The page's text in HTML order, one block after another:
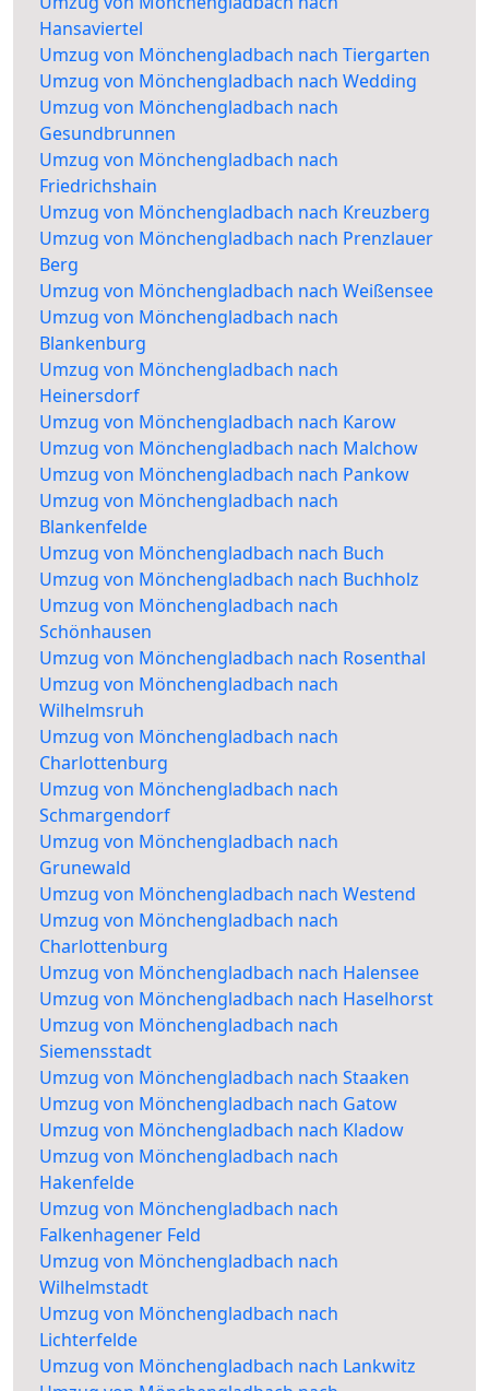
Hansaviertel
Umzug von Mönchengladbach nach Tiergarten
Umzug von Mönchengladbach nach Wedding
Umzug von Mönchengladbach nach
Gesundbrunnen
Umzug von Mönchengladbach nach
Friedrichshain
Umzug von Mönchengladbach nach Kreuzberg
Umzug von Mönchengladbach nach Prenzlauer
Berg
Umzug von Mönchengladbach nach Weißensee
Umzug von Mönchengladbach nach
Blankenburg
Umzug von Mönchengladbach nach
Heinersdorf
Umzug von Mönchengladbach nach Karow
Umzug von Mönchengladbach nach Malchow
Umzug von Mönchengladbach nach Pankow
Umzug von Mönchengladbach nach
Blankenfelde
Umzug von Mönchengladbach nach Buch
Umzug von Mönchengladbach nach Buchholz
Umzug von Mönchengladbach nach
Schönhausen
Umzug von Mönchengladbach nach Rosenthal
Umzug von Mönchengladbach nach
Wilhelmsruh
Umzug von Mönchengladbach nach
Charlottenburg
Umzug von Mönchengladbach nach
Schmargendorf
Umzug von Mönchengladbach nach
Grunewald
Umzug von Mönchengladbach nach Westend
Umzug von Mönchengladbach nach
Charlottenburg
Umzug von Mönchengladbach nach Halensee
Umzug von Mönchengladbach nach Haselhorst
Umzug von Mönchengladbach nach
Siemensstadt
Umzug von Mönchengladbach nach Staaken
Umzug von Mönchengladbach nach Gatow
Umzug von Mönchengladbach nach Kladow
Umzug von Mönchengladbach nach
Hakenfelde
Umzug von Mönchengladbach nach
Falkenhagener Feld
Umzug von Mönchengladbach nach
Wilhelmstadt
Umzug von Mönchengladbach nach
Lichterfelde
Umzug von Mönchengladbach nach Lankwitz